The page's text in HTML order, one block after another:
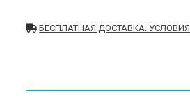
БЕСПЛАТНАЯ ДОСТАВКА. УСЛОВИЯ